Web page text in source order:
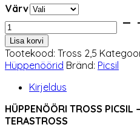
Värv
Hüppenööri
tross
Picsil
kogus
Lisa korvi
Tootekood: Tross 2,5
Hüppenöörid Bränd: Picsil
Kirjeldus
HÜPPENÖÖRI TROSS PICSIL
TERASTROSS